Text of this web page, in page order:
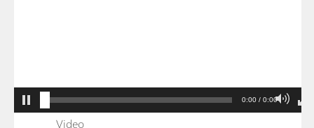
0:00 / 0:00
Video